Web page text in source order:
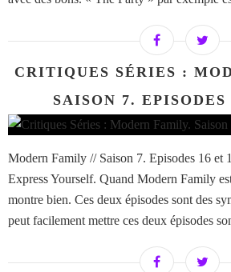
CRITIQUES SÉRIES :
SAISON 7. EPISODES
Modern Family // Saison 7. Episodes 16 et
Express Yourself. Quand Modern Family
montre bien. Ces deux épisodes sont des
peut facilement mettre ces deux épisodes